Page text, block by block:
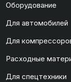
Оборудование
Для автомобилей
Для
Расходные
Для спецтехники